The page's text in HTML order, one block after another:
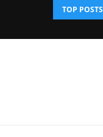
TOP POSTS